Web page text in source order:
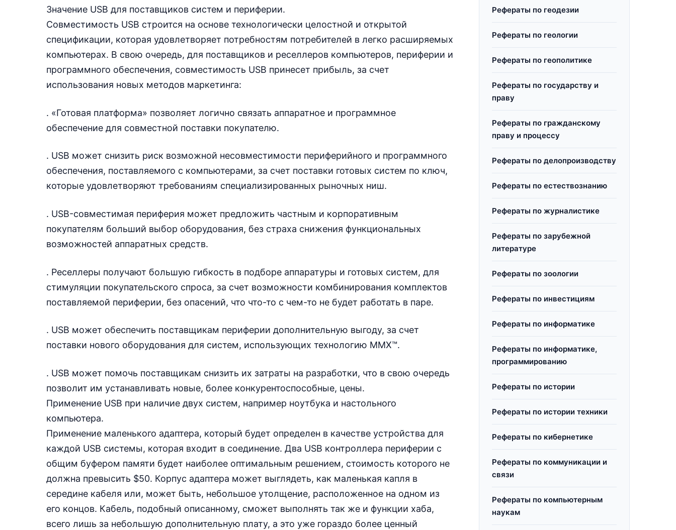
Значение USB для поставщиков систем и периферии.
Совместимость USB строится на основе технологически целостной и открытой
спецификации, которая удовлетворяет потребностям потребителей в легко расширяемых
компьютерах. В свою очередь, для поставщиков и реселлеров компьютеров, периферии и
программного обеспечения, совместимость USB принесет прибыль, за счет
использования новых методов маркетинга:
. «Готовая платформа» позволяет логично связать аппаратное и программное
обеспечение для совместной поставки покупателю.
. USB может снизить риск возможной несовместимости периферийного и программного
обеспечения, поставляемого с компьютерами, за счет поставки готовых систем по ключ,
которые удовлетворяют требованиям специализированных рыночных ниш.
. USB-совместимая периферия может предложить частным и корпоративным
покупателям больший выбор оборудования, без страха снижения функциональных
возможностей аппаратных средств.
. Реселлеры получают большую гибкость в подборе аппаратуры и готовых систем, для
стимуляции покупательского спроса, за счет возможности комбинирования комплектов
поставляемой периферии, без опасений, что что-то с чем-то не будет работать в паре.
. USB может обеспечить поставщикам периферии дополнительную выгоду, за счет
поставки нового оборудования для систем, использующих технологию MMX™.
. USB может помочь поставщикам снизить их затраты на разработки, что в свою очередь
позволит им устанавливать новые, более конкурентоспособные, цены.
Применение USB при наличие двух систем, например ноутбука и настольного
компьютера.
Применение маленького адаптера, который будет определен в качестве устройства для
каждой USB системы, которая входит в соединение. Два USB контроллера периферии с
общим буфером памяти будет наиболее оптимальным решением, стоимость которого не
должна превысить $50. Корпус адаптера может выглядеть, как маленькая капля в
середине кабеля или, может быть, небольшое утолщение, расположенное на одном из
его концов. Кабель, подобный описанному, сможет выполнять так же и функции хаба,
всего лишь за небольшую дополнительную плату, а это уже гораздо более ценный
Рефераты по геодезии
Рефераты по геологии
Рефераты по геополитике
Рефераты по государству и
праву
Рефераты по гражданскому
праву и процессу
Рефераты по делопроизводству
Рефераты по естествознанию
Рефераты по журналистике
Рефераты по зарубежной
литературе
Рефераты по зоологии
Рефераты по инвестициям
Рефераты по информатике
Рефераты по информатике,
программированию
Рефераты по истории
Рефераты по истории техники
Рефераты по кибернетике
Рефераты по коммуникации и
связи
Рефераты по компьютерным
наукам